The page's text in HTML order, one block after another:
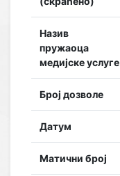
Назив
пружаоца
медијске услуге
Број дозволе
Датум
Матични број